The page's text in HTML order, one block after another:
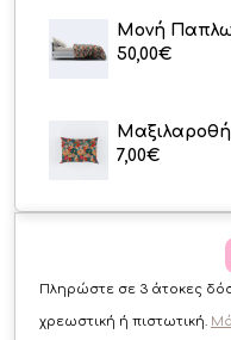
Μονή
50,00€
7,00€
Πληρώστε σε 3 άτοκες
χρεωστική ή πιστωτική.